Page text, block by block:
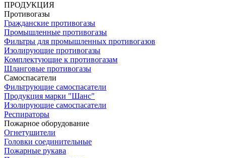
ПРОДУКЦИЯ
Противогазы
Гражданские противогазы
Промышленные противогазы
Фильтры для промышленных противогазов
Изолирующие противогазы
Комплектующие к противогазам
Шланговые противогазы
Самоспасатели
Фильтрующие самоспасатели
Продукция марки "Шанс"
Изолирующие самоспасатели
Респираторы
Пожарное оборудование
Огнетушители
Головки соединительные
Пожарные рукава